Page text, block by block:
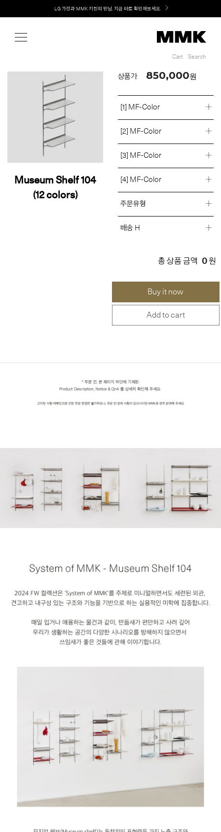
Welcome! 신규 회원가입 시 MMK Shop Coupon (총 60만원) 지급
Cart Search
Museum Shelf 104
(12 colors)
상품가 850,000원
[1] MF-Color
[2] MF-Color
[3] MF-Color
[4] MF-Color
주문유형
배송 H
총 상품 금액 0 원
Buy it now
Add to cart